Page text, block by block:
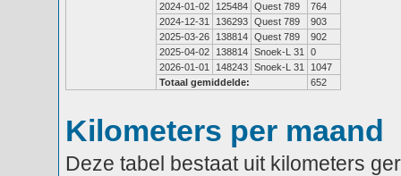
2024-01-02
125484 Quest 789
764
2024-12-31
136293 Quest 789
903
2025-03-26
138814 Quest 789
902
2025-04-02
138814 Snoek-L 31
0
2026-01-01
148243 Snoek-L 31
1047
Totaal gemiddelde:
652
Kilometers per maand
Deze tabel bestaat uit kilometers